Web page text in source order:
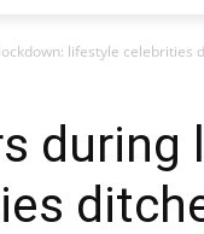
lifestyle celebrities
during